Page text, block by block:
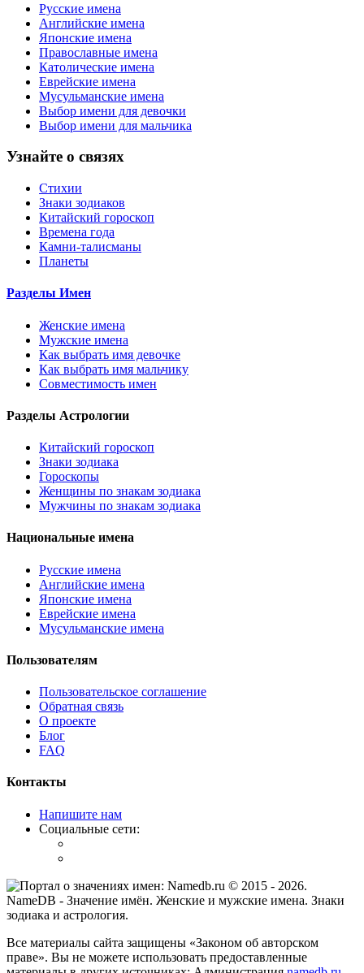
Русские имена
Английские имена
Японские имена
Православные имена
Католические имена
Еврейские имена
Мусульманские имена
Выбор имени для девочки
Выбор имени для мальчика
Узнайте о связях
Стихии
Знаки зодиаков
Китайский гороскоп
Времена года
Камни-талисманы
Планеты
Разделы Имен
Женские имена
Мужские имена
Как выбрать имя девочке
Как выбрать имя мальчику
Совместимость имен
Разделы Астрологии
Китайский гороскоп
Знаки зодиака
Гороскопы
Женщины по знакам зодиака
Мужчины по знакам зодиака
Национальные имена
Русские имена
Английские имена
Японские имена
Еврейские имена
Мусульманские имена
Пользователям
Пользовательское соглашение
Обратная связь
О проекте
Блог
FAQ
Контакты
Напишите нам
Социальные сети:
© 2015 - 2026.
NameDB - Значение имён. Женские и мужские имена. Знаки
зодиака и астрология.
Все материалы сайта защищены «Законом об авторском
праве». Вы не можете использовать предоставленные